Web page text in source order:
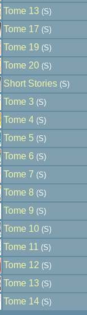
Tome 13 (S)
Tome 17 (S)
Tome 19 (S)
Tome 20 (S)
Short Stories (S)
Tome 3 (S)
Tome 4 (S)
Tome 5 (S)
Tome 6 (S)
Tome 7 (S)
Tome 8 (S)
Tome 9 (S)
Tome 10 (S)
Tome 11 (S)
Tome 12 (S)
Tome 13 (S)
Tome 14 (S)